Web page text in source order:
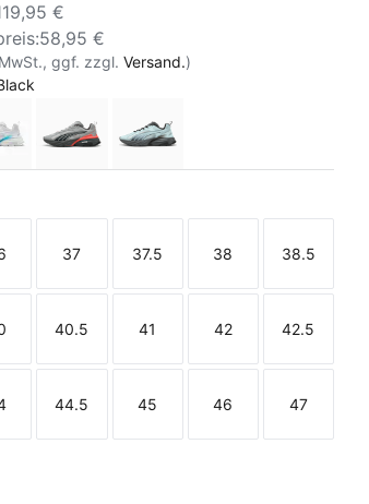
€
:58,95 €
ggf. zzgl.Versand.)
White-Speed Blue
Gray Echo-Shadow Gray-Red
Fresh Water-PUMA Black-
Größe
37
Größe
37.5
Größe
38
Größe
38.5
Größe
40.5
Größe
41
Größe
42
Größe
42.5
Größe Größe
44.5
Größe
45
Größe
46
Größe
47